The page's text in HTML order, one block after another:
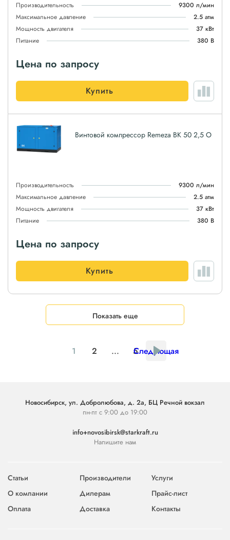
Производительность
9300 л/мин
Максимальное давление
2.5 атм
Мощность двигателя
37 кВт
Питание
380 В
Цена по запросу
Купить
Винтовой компрессор Remeza ВК 50 2,5 О
Производительность
9300 л/мин
Максимальное давление
2.5 атм
Мощность двигателя
37 кВт
Питание
380 В
Цена по запросу
Купить
Показать еще
1 2 ... 5
Следующая
Новосибирск, ул. Добролюбова, д. 2а, БЦ Речной вокзал
пн-пт с 9:00 до 19:00
info+novosibirsk@starkraft.ru
Напишите нам
Статьи Производители
Услуги
О компании
Дилерам
Прайс-лист
Оплата
Доставка Контакты